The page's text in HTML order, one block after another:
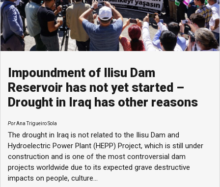
Impoundment of Ilisu Dam
Reservoir has not yet started –
Drought in Iraq has other reasons
PorAna Trigueiro Sola
The drought in Iraq is not related to the Ilisu Dam and
Hydroelectric Power Plant (HEPP) Project, which is still under
construction and is one of the most controversial dam
projects worldwide due to its expected grave destructive
impacts on people, culture...